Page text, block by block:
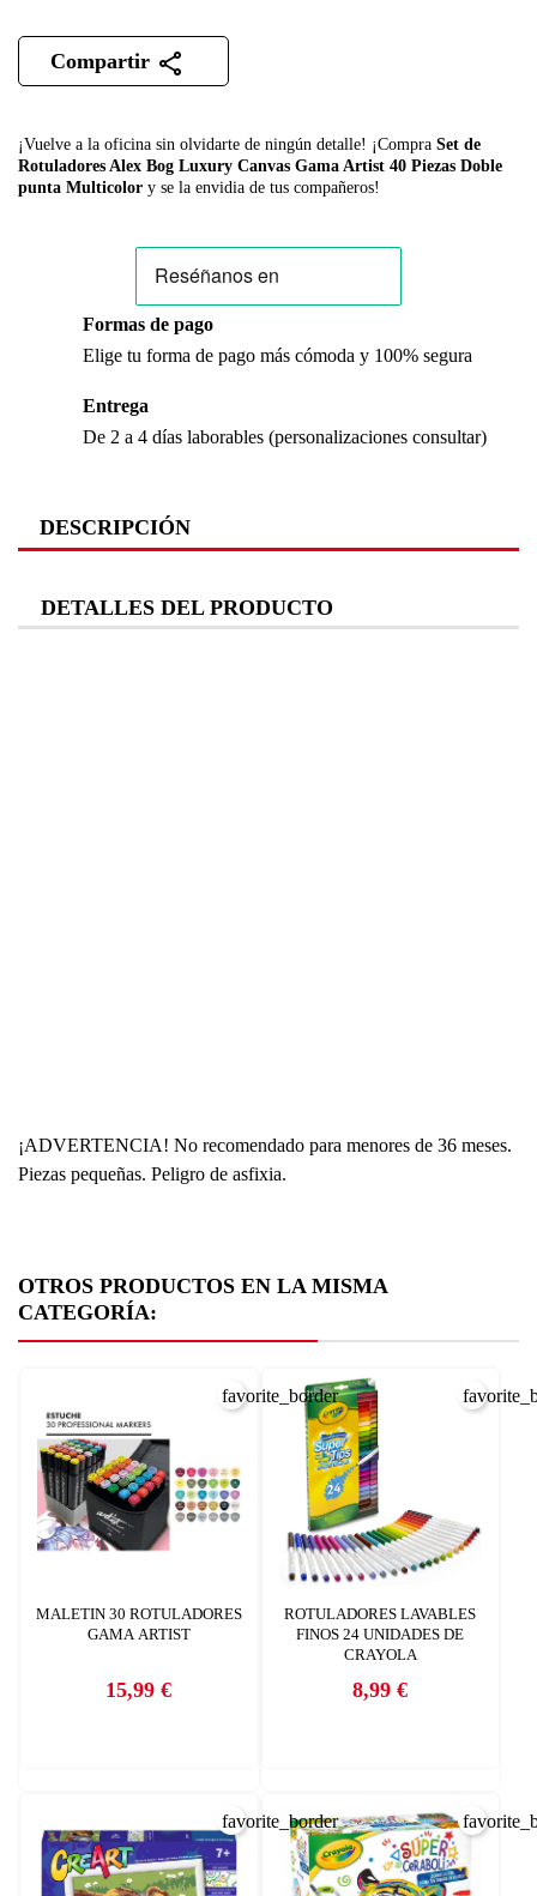
¡Vuelve a la oficina sin olvidarte de ningún detalle! ¡Compra Set de
Rotuladores Alex Bog Luxury Canvas Gama Artist 40 Piezas Doble
punta Multicolor y se la envidia de tus compañeros!
Compartir
Formas de pago
Elige tu forma de pago más cómoda y 100% segura
Entrega
De 2 a 4 días laborables (personalizaciones consultar)
DESCRIPCIÓN
DETALLES DEL PRODUCTO
¡ADVERTENCIA! No recomendado para menores de 36 meses.
Piezas pequeñas. Peligro de asfixia.
OTROS PRODUCTOS EN LA MISMA
CATEGORÍA:
MALETIN 30 ROTULADORES
GAMA ARTIST
Precio
15,99 €
favorite_border
ROTULADORES LAVABLES
FINOS 24 UNIDADES DE
CRAYOLA
Precio
8,99 €
favorite_border
CREAR LISTA DE DESEOS
INICIAR SESIÓN